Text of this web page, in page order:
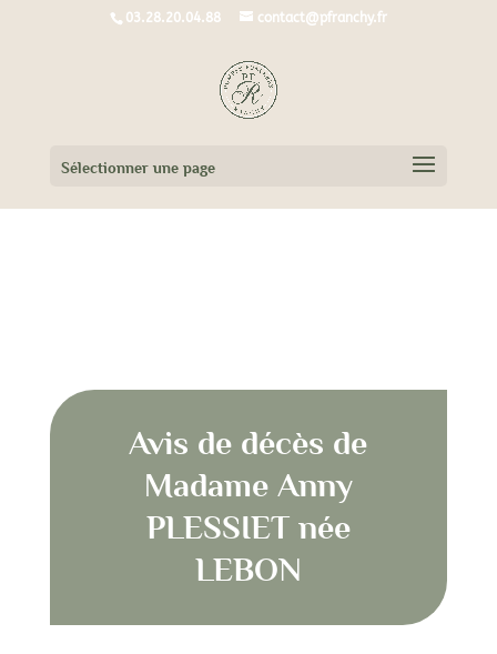
03.28.20.04.88 contact@pfranchy.fr
Sélectionner une page
Avis de décès de
Madame Anny
PLESSIET née
LEBON